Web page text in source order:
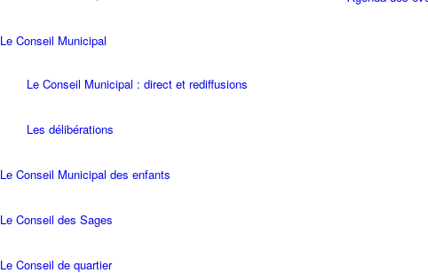
Le Conseil Municipal
Le Conseil Municipal : direct et rediffusions
Les délibérations
Le Conseil Municipal des enfants
Le Conseil des Sages
Le Conseil de quartier